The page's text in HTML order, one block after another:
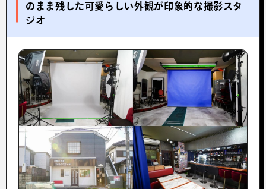
のまま残した可愛らしい外観が印象的な撮影スタ
ジオ